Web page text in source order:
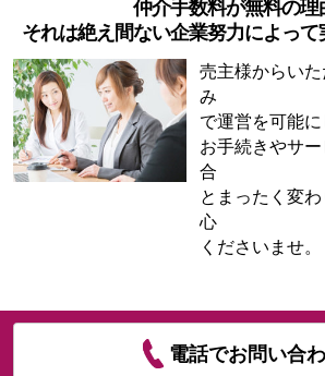
仲介手数料が無料の理
それは絶え間ない企業努力によって
売主様からい
み
で運営を可能に
お手続きやサ
合
とまったく変
心
くださいませ。
電話でお問い合